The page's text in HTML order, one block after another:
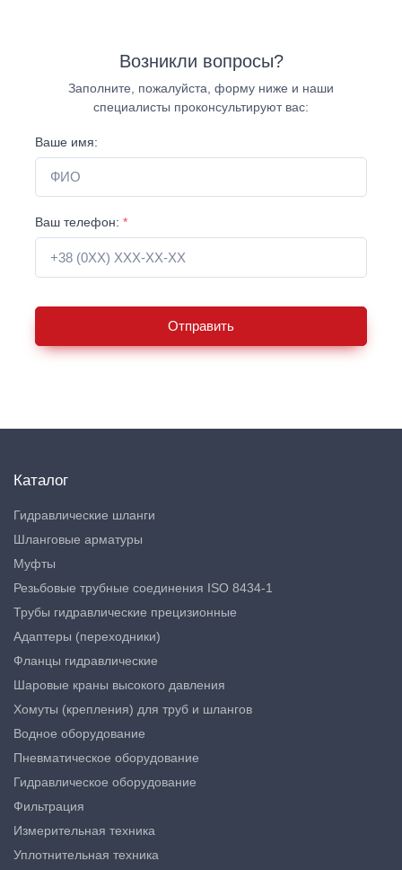
Возникли вопросы?
Заполните, пожалуйста, форму ниже и наши
специалисты проконсультируют вас:
Ваше имя:
Ваш телефон: *
Отправить
Каталог
Гидравлические шланги
Шланговые арматуры
Муфты
Резьбовые трубные соединения ISO 8434-1
Трубы гидравлические прецизионные
Адаптеры (переходники)
Фланцы гидравлические
Шаровые краны высокого давления
Хомуты (крепления) для труб и шлангов
Водное оборудование
Пневматическое оборудование
Гидравлическое оборудование
Фильтрация
Измерительная техника
Уплотнительная техника